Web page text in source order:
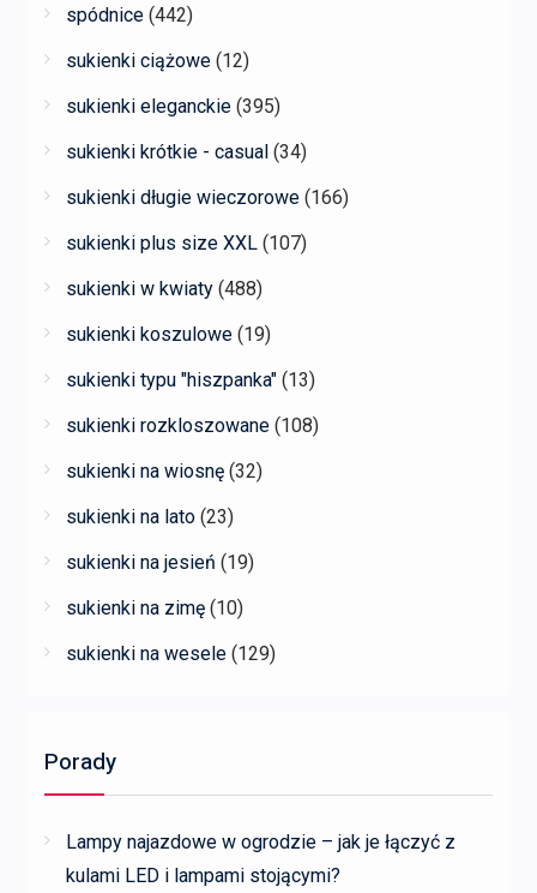
spódnice (442)
sukienki ciążowe (12)
sukienki eleganckie (395)
sukienki krótkie - casual (34)
sukienki długie wieczorowe (166)
sukienki plus size XXL (107)
sukienki w kwiaty (488)
sukienki koszulowe (19)
sukienki typu "hiszpanka" (13)
sukienki rozkloszowane (108)
sukienki na wiosnę (32)
sukienki na lato (23)
sukienki na jesień (19)
sukienki na zimę (10)
sukienki na wesele (129)
Porady
Lampy najazdowe w ogrodzie – jak je łączyć z
kulami LED i lampami stojącymi?